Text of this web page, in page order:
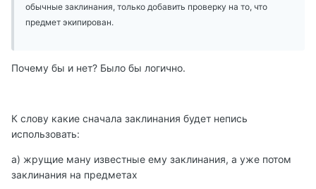
обычные заклинания, только добавить проверку на то, что
предмет экипирован.
Почему бы и нет? Было бы логично.
К слову какие сначала заклинания будет непись
использовать:
а) жрущие ману известные ему заклинания, а уже потом
заклинания на предметах